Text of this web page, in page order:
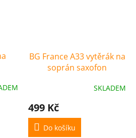
BG France A33 vytěrák na
soprán saxofon
SKLADEM
499 Kč
Do košíku